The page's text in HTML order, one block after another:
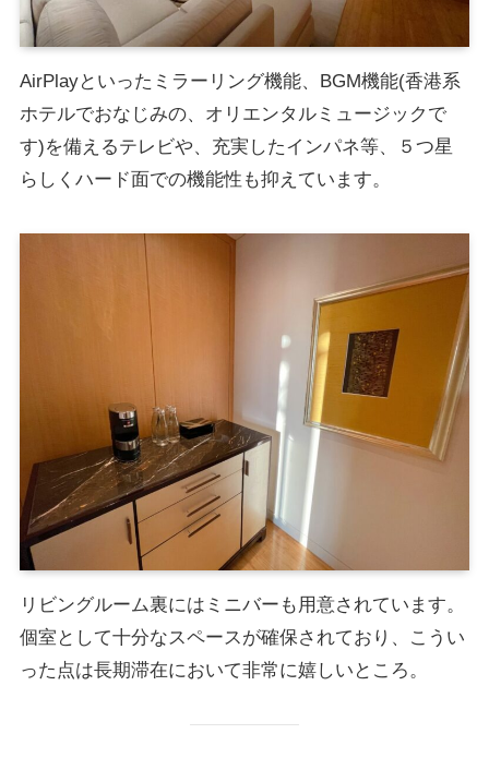
AirPlayといったミラーリング機能、BGM機能(香港系
ホテルでおなじみの、オリエンタルミュージックで
す)を備えるテレビや、充実したインパネ等、５つ星
らしくハード面での機能性も抑えています。
リビングルーム裏にはミニバーも用意されています。
個室として十分なスペースが確保されており、こうい
った点は長期滞在において非常に嬉しいところ。